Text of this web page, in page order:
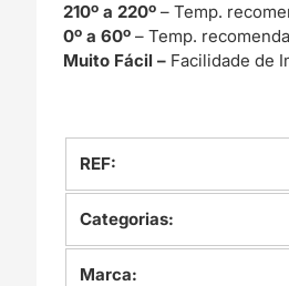
210º a 220º– Temp.
0º a 60º– Temp.
Muito Fácil – Facilidade de
REF:
Categorias:
Marca: